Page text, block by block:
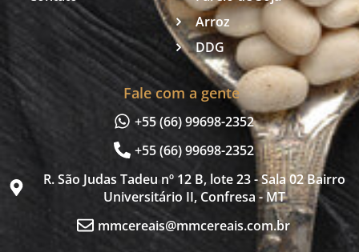
Arroz
DDG
Fale com a gente
+55 (66) 99698-2352
+55 (66) 99698-2352
R. São Judas Tadeu nº 12 B, lote 23 - Sala 02 Bairro
Universitário II, Confresa - MT
mmcereais@mmcereais.com.br